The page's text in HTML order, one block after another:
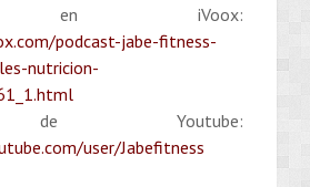
en iVoox:
podcast-jabe-fitness-
nutricion-
Youtube:
user/Jabefitness